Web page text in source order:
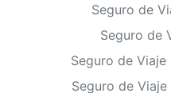
Seguro de
Seguro de
Seguro de
Seguro de